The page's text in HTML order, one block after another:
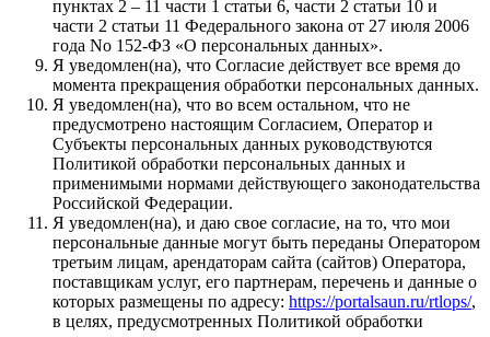
пунктах 2 – 11 части 1 статьи 6, части 2 статьи 10 и
части 2 статьи 11 Федерального закона от 27 июля 2006
года No 152-ФЗ «О персональных данных».
Я уведомлен(на), что Согласие действует все время до
момента прекращения обработки персональных данных.
Я уведомлен(на), что во всем остальном, что не
предусмотрено настоящим Согласием, Оператор и
Субъекты персональных данных руководствуются
Политикой обработки персональных данных и
применимыми нормами действующего законодательства
Российской Федерации.
Я уведомлен(на), и даю свое согласие, на то, что мои
персональные данные могут быть переданы Оператором
третьим лицам, арендаторам сайта (сайтов) Оператора,
поставщикам услуг, его партнерам, перечень и данные о
которых размещены по адресу: https://portalsaun.ru/rtlops/,
в целях, предусмотренных Политикой обработки